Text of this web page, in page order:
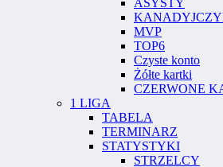
MVP
TOP6
Czyste konto
Żółte kartki
CZERWONE
1 LIGA
TABELA
TERMINARZ
STATYSTYKI
STRZELCY